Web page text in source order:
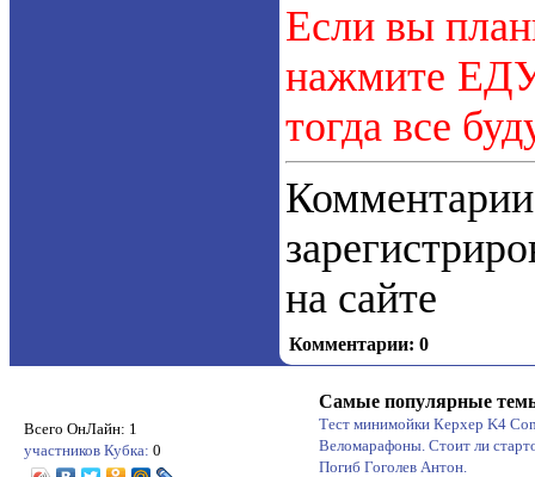
Если вы
нажмите
тогда все
на сайте
Комментарии: 0
Всего ОнЛайн: 1
участников Кубка: 0
Самые популярные
Тест минимойки Керхер K4
Веломарафоны. Стоит ли
Погиб Гоголев Антон.